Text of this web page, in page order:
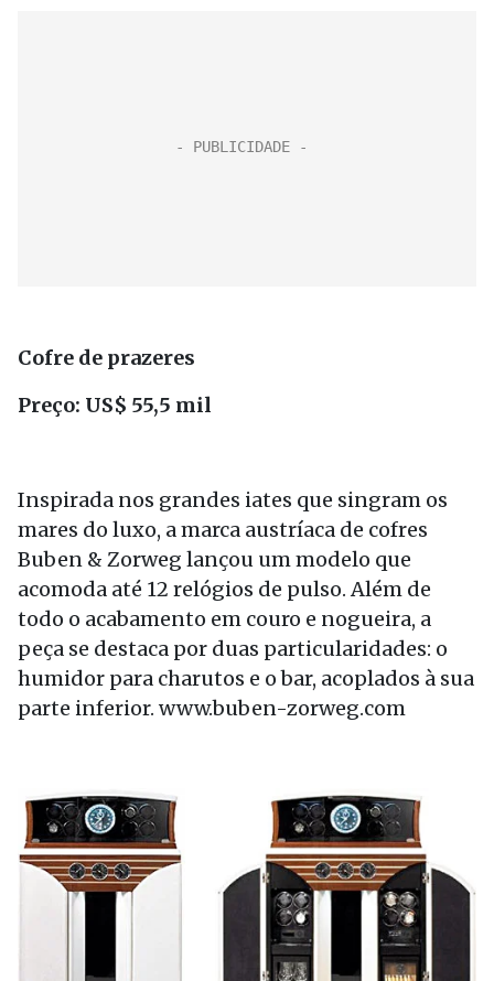
Cofre de prazeres
Preço: US$ 55,5 mil
Inspirada nos grandes iates que singram os
mares do luxo, a marca austríaca de cofres
Buben & Zorweg lançou um modelo que
acomoda até 12 relógios de pulso. Além de
todo o acabamento em couro e nogueira, a
peça se destaca por duas particularidades: o
humidor para charutos e o bar, acoplados à sua
parte inferior. www.buben-zorweg.com